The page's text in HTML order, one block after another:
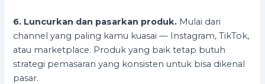
6. Luncurkan dan pasarkan produk. Mulai dari
channel yang paling kamu kuasai — Instagram, TikTok,
atau marketplace. Produk yang baik tetap butuh
strategi pemasaran yang konsisten untuk bisa dikenal
pasar.